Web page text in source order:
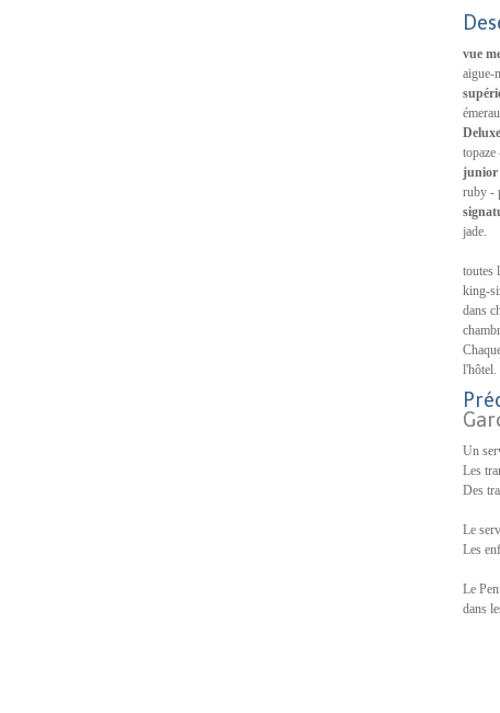
vue
aigue-
junior
ruby -
jade.
toutes
king-
dans
l'hôtel.
Un
Les
Des
Le
Les
Le
dans